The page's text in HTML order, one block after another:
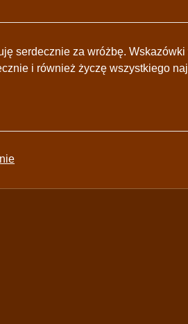
serdecznie za wróżbę.
i również życzę wszystkiego